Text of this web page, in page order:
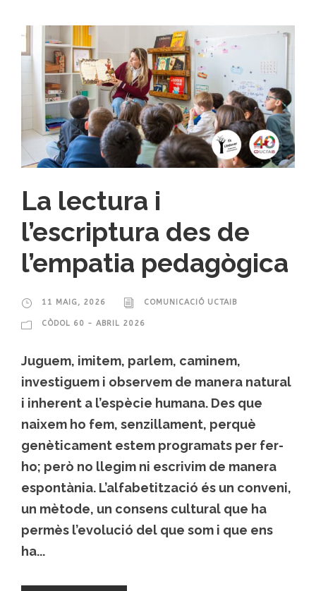
La lectura i
l’escriptura des de
l’empatia pedagògica
11 MAIG, 2026 COMUNICACIÓ UCTAIB
CÒDOL 60 - ABRIL 2026
Juguem, imitem, parlem, caminem,
investiguem i observem de manera natural
i inherent a l’espècie humana. Des que
naixem ho fem, senzillament, perquè
genèticament estem programats per fer-
ho; però no llegim ni escrivim de manera
espontània. L’alfabetització és un conveni,
un mètode, un consens cultural que ha
permès l’evolució del que som i que ens
ha...